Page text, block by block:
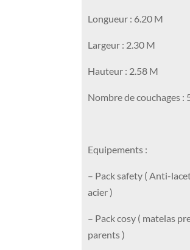
Longueur : 6.20 M
Largeur : 2.30 M
Hauteur : 2.58 M
Nombre de couchages :
Equipements :
– Pack safety ( Anti-
acier )
– Pack cosy ( matelas
parents )